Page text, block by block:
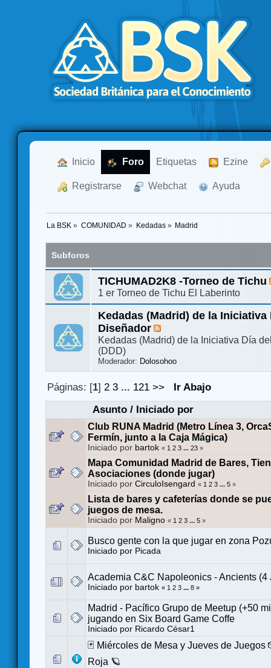
Inicio Foro Etiquetas Ezine
Registrarse Webchat Ayuda
La BSK » COMUNIDAD » Kedadas» Madrid
Subforos
TICHUMAD2K8 -Torneo de Tichu
1 er Torneo de Tichu El Laberinto
Kedadas (Madrid) de la Iniciativa
Diseñador
Kedadas (Madrid) de la Iniciativa Día
(DDD)
Moderador: Dolosohoo
Páginas: [1]2 3 ... 121 >>
Ir Abajo
Asunto/ Iniciado por
Club RUNA Madrid (Metro Línea 3,
Fermín, junto a la Caja Mágica)
Iniciado por bartok « 1 2 3 ... 23 »
Mapa Comunidad Madrid de Bares,
Asociaciones (donde jugar)
Iniciado por CirculoIsengard « 1 2 3 ... 5 »
Lista de bares y cafeterías donde se
juegos de mesa.
Iniciado por Maligno « 1 2 3 ... 5 »
Busco gente con la que jugar en zona
Iniciado por Picada
Academia C&C Napoleonics - Ancients (4
Iniciado por bartok « 1 2 3 ... 8 »
Madrid - Pacífico Grupo de Meetup (+50
jugando en Six Board Game Coffe
Iniciado por Ricardo César1
🃏 Miércoles de Mesa y Jueves de Juegos
Roja 🪐